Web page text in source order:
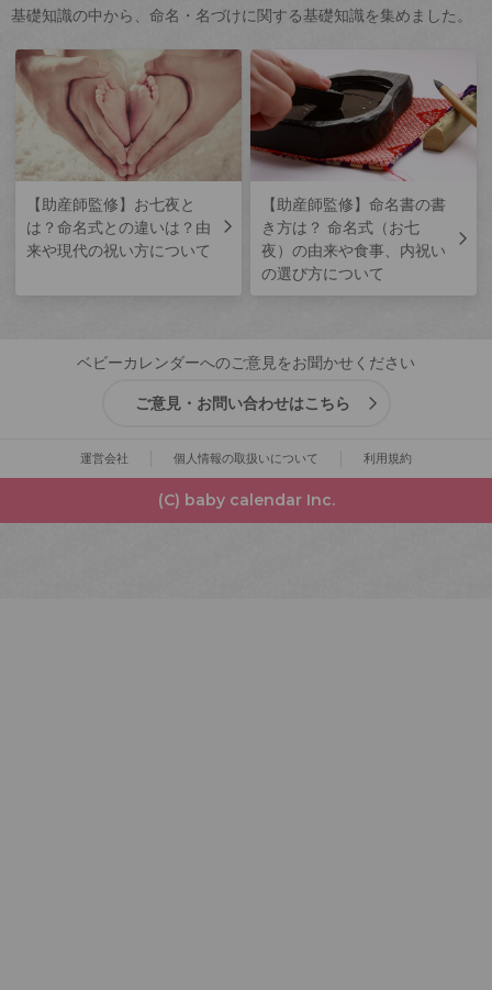
基礎知識の中から、命名・名づけに関する基礎知識を集めました。
【助産師監修】お七夜と
は？命名式との違いは？由
来や現代の祝い方について
【助産師監修】命名書の書
き方は？ 命名式（お七
夜）の由来や食事、内祝い
の選び方について
ベビーカレンダーへのご意見をお聞かせください
ご意見・お問い合わせはこちら
運営会社 個人情報の取扱いについて 利用規約
(C) baby calendar Inc.